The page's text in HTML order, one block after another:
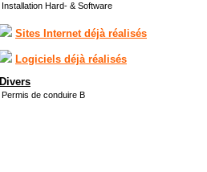
Installation Hard- & Software
Sites Internet déjà réalisés
Logiciels déjà réalisés
Divers
Permis de conduire B